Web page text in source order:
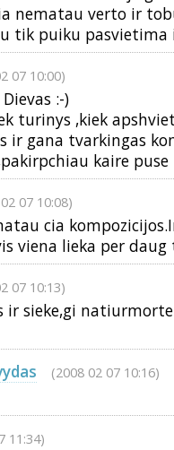
nematau verto ir
tik puiku pasvietima
07 10:00)
:-)
turinys ,kiek
ir gana tvarkingas
kaire puse
07 10:08)
cia
viena lieka per daug
07 10:13)
ir sieke,gi
(2008 02 07 10:16)
11:34)